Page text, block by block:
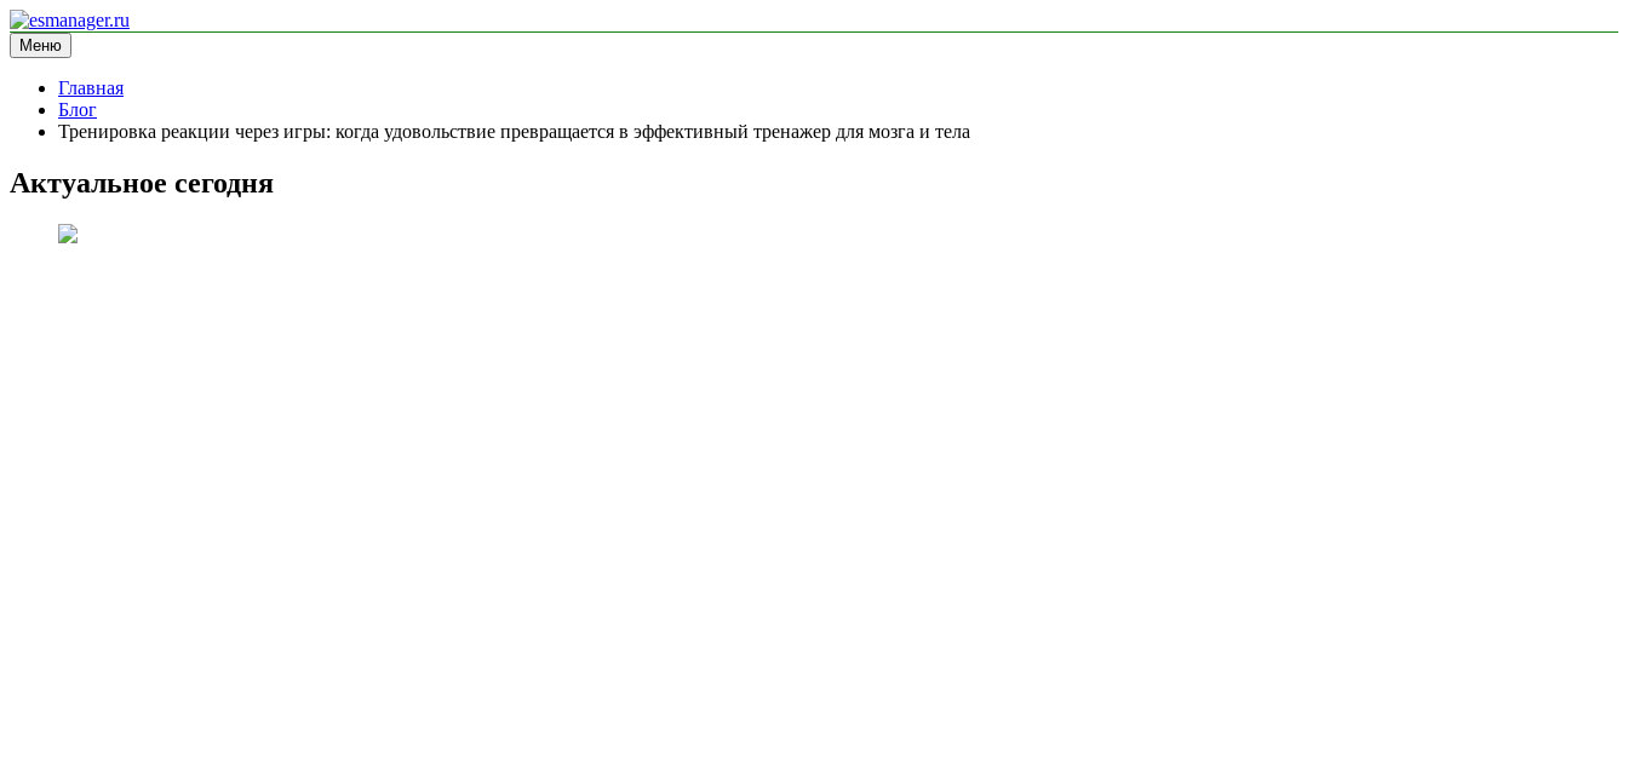
Перейти
к
содержимому
esmanager.ru
информационный сайт
Меню
Главная
Блог
Тренировка реакции через игры: когда удовольствие превращается в эффективный тренажер для мозга и тела
Актуальное сегодня